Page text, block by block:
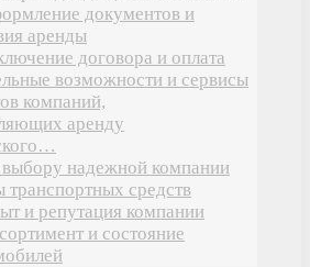
документов и
аренды
договора и оплата
возможности и сервисы
компаний,
аренду
надежной компании
транспортных средств
и репутация компании
и состояние